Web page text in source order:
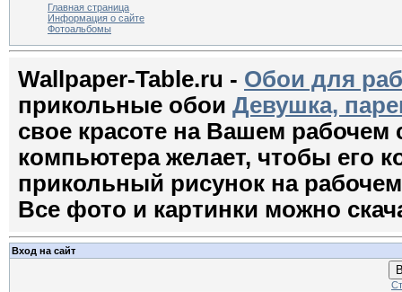
Главная страница
Информация о сайте
Фотоальбомы
Wallpaper-Table.ru - Обои для
прикольные обои Девушка,
свое красоте на Вашем
компьютера желает, чтобы его
прикольный рисунок на
Все фото и картинки можно
Вход на сайт